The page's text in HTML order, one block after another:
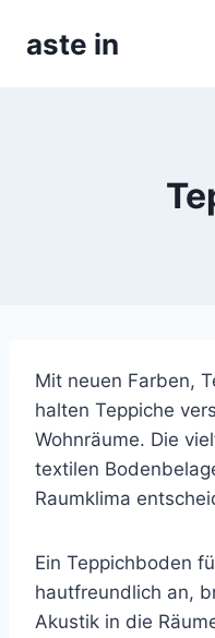
aste in
Mit neuen Farben,
halten Teppiche
Wohnräume. Die
textilen
Raumklima
Ein Teppichboden
hautfreundlich an,
Akustik in die